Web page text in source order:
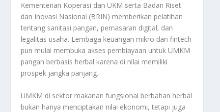
Kementerian Koperasi dan UKM serta Badan Riset
dan Inovasi Nasional (BRIN) memberikan pelatihan
tentang sanitasi pangan, pemasaran digital, dan
legalitas usaha. Lembaga keuangan mikro dan fintech
pun mulai membuka akses pembiayaan untuk UMKM
pangan berbasis herbal karena di nilai memiliki
prospek jangka panjang.
UMKM di sektor makanan fungsional berbahan herbal
bukan hanya menciptakan nilai ekonomi, tetapi juga